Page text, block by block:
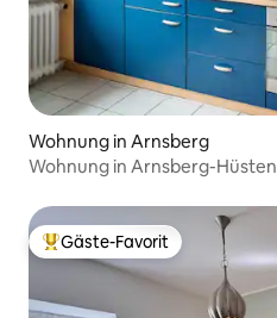
Wohnung in Arnsberg
Wohnung in Arnsberg-Hüsten
Beliebter Gäste-Favorit.
Gäste-Favorit